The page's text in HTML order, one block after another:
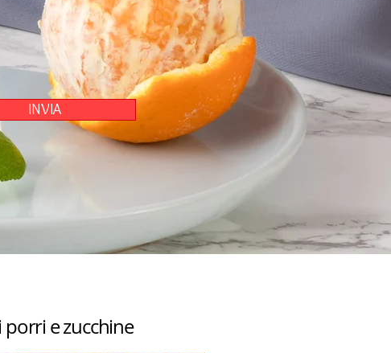
INVIA
porri e zucchine